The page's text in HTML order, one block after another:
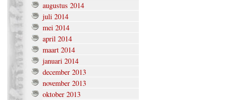
augustus 2014
juli 2014
mei 2014
april 2014
maart 2014
januari 2014
december 2013
november 2013
oktober 2013